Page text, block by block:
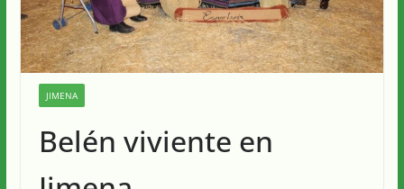
JIMENA
Belén viviente en